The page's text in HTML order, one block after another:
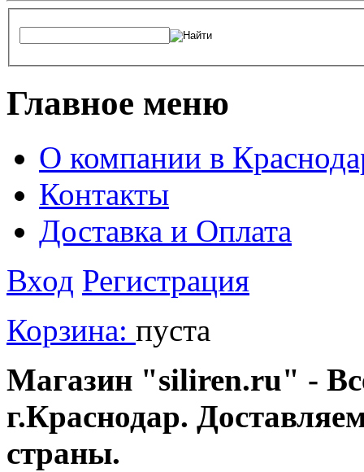
Главное меню
О компании в
Контакты
Доставка и Оплата
Вход Регистрация
Корзина: пуста
Магазин "siliren.ru" -
г.Краснодар.
страны.